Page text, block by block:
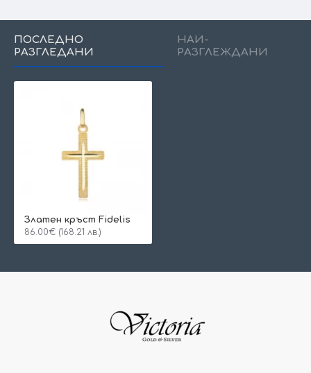
ПОСЛЕДНО
РАЗГЛЕДАНИ
НАЙ-
РАЗГЛЕЖДАНИ
Златен кръст Fidelis
86.00€ (168.21 лв.)